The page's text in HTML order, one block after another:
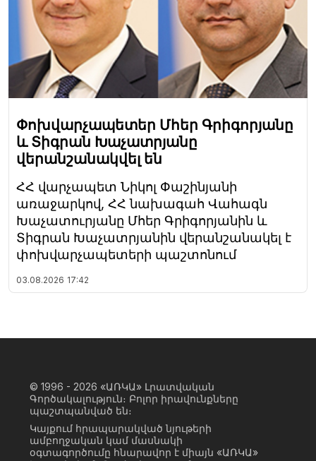
Փոխվարչապետեր Մհեր Գրիգորյանը
և Տիգրան Խաչատրյանը
վերանշանակվել են
ՀՀ վարչապետ Նիկոլ Փաշինյանի
առաջարկով, ՀՀ նախագահ Վահագն
Խաչատուրյանը Մհեր Գրիգորյանին և
Տիգրան Խաչատրյանին վերանշանակել է
փոխվարչապետերի պաշտոնում
03.08.2026 17:42
© 1996 - 2026 «ԱՌԿԱ» Լրատվական
Գործակալություն։ Բոլոր իրավունքները
պաշտպանված են։
Կայքում հրապարակված նյութերի
ամբողջական կամ մասնակի
օգտագործումը հնարավոր է միայն «ԱՌԿԱ»